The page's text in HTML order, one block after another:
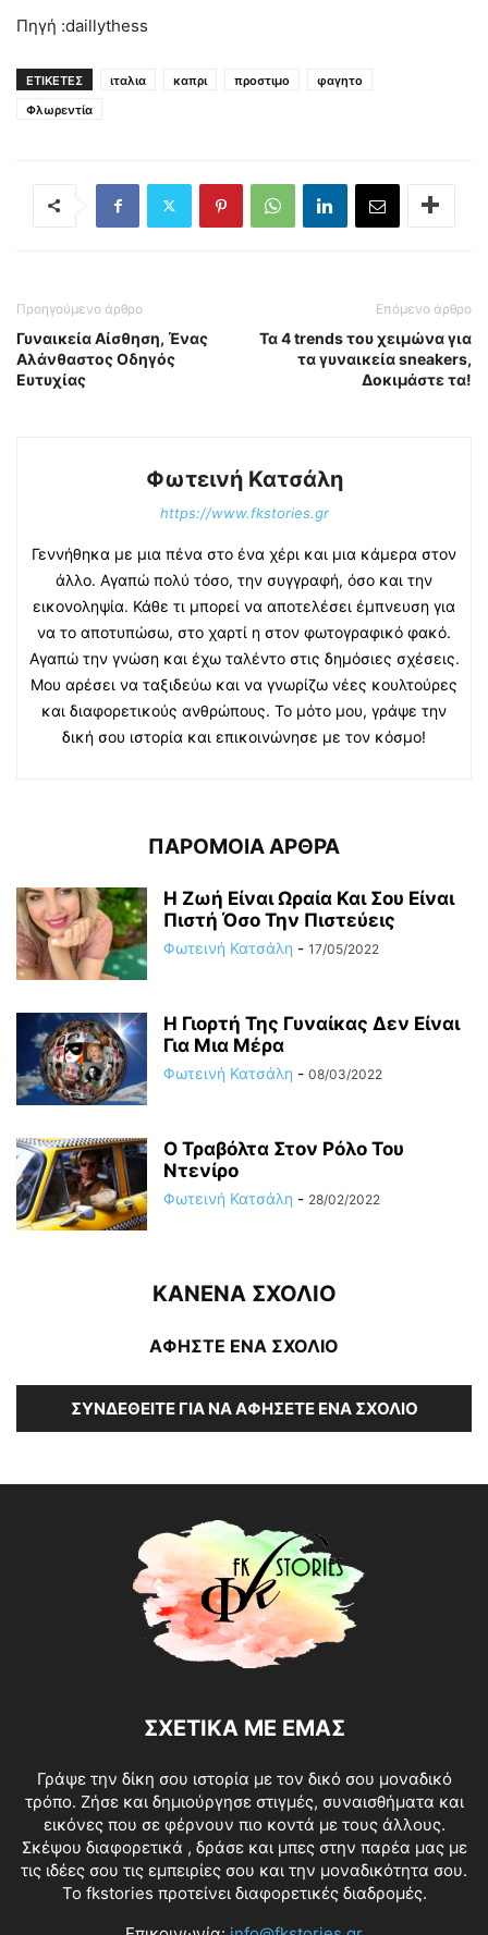
Πηγή :daillythess
ΕΤΙΚΕΤΕΣ ιταλια καπρι προστιμο
φαγητο
Φλωρεντία
Προηγούμενο άρθρο
Γυναικεία Αίσθηση, Ένας
Αλάνθαστος Οδηγός
Ευτυχίας
Επόμενο άρθρο
Τα 4 trends του χειμώνα για
τα γυναικεία sneakers,
Δοκιμάστε τα!
Φωτεινή Κατσάλη
https://www.fkstories.gr
Γεννήθηκα με μια πένα στο ένα χέρι και μια κάμερα στον
άλλο. Αγαπώ πολύ τόσο, την συγγραφή, όσο και την
εικονοληψία. Κάθε τι μπορεί να αποτελέσει έμπνευση για
να το αποτυπώσω, στο χαρτί η στον φωτογραφικό φακό.
Αγαπώ την γνώση και έχω ταλέντο στις δημόσιες σχέσεις.
Μου αρέσει να ταξιδεύω και να γνωρίζω νέες κουλτούρες
και διαφορετικούς ανθρώπους. Το μότο μου, γράψε την
δική σου ιστορία και επικοινώνησε με τον κόσμο!
ΠΑΡΟΜΟΙΑ ΑΡΘΡΑ
Η Ζωή Eίναι Ωραία Και Σου Είναι
Πιστή Όσο Την Πιστεύεις
Φωτεινή Κατσάλη - 17/05/2022
Η Γιορτή Της Γυναίκας Δεν Είναι
Για Μια Μέρα
Φωτεινή Κατσάλη - 08/03/2022
Ο Τραβόλτα Στον Ρόλο Του
Ντενίρο
Φωτεινή Κατσάλη - 28/02/2022
ΚΑΝΕΝΑ ΣΧΟΛΙΟ
ΑΦΗΣΤΕ ΕΝΑ ΣΧΟΛΙΟ
ΣΥΝΔΕΘΕΊΤΕ ΓΙΑ ΝΑ ΑΦΉΣΕΤΕ ΈΝΑ ΣΧΌΛΙΟ
ΣΧΕΤΙΚΑ ΜΕ ΕΜΑΣ
Γράψε την δίκη σου ιστορία με τον δικό σου μοναδικό
τρόπο. Ζήσε και δημιούργησε στιγμές, συναισθήματα και
εικόνες που σε φέρνουν πιο κοντά με τους άλλους.
Σκέψου διαφορετικά , δράσε και μπες στην παρέα μας με
τις ιδέες σου τις εμπειρίες σου και την μοναδικότητα σου.
Το fkstories προτείνει διαφορετικές διαδρομές.